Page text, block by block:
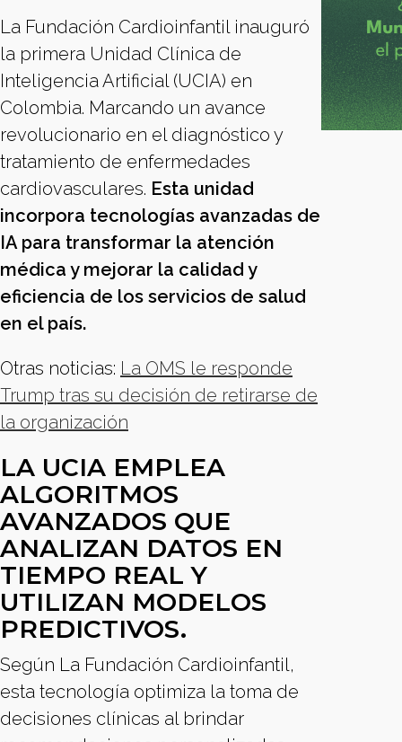
La Fundación Cardioinfantil inauguró
la primera Unidad Clínica de
Inteligencia Artificial (UCIA) en
Colombia. Marcando un avance
revolucionario en el diagnóstico y
tratamiento de enfermedades
cardiovasculares. Esta unidad
incorpora tecnologías avanzadas de
IA para transformar la atención
médica y mejorar la calidad y
eficiencia de los servicios de salud
en el país.
Otras noticias: La OMS le responde
Trump tras su decisión de retirarse de
la organización
LA UCIA EMPLEA
ALGORITMOS
AVANZADOS QUE
ANALIZAN DATOS EN
TIEMPO REAL Y
UTILIZAN MODELOS
PREDICTIVOS.
Según La Fundación Cardioinfantil,
esta tecnología optimiza la toma de
decisiones clínicas al brindar